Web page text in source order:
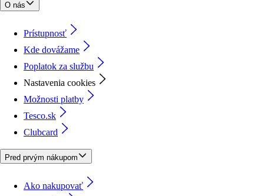
O nás
Prístupnosť
Kde dovážame
Poplatok za službu
Nastavenia cookies
Možnosti platby
Tesco.sk
Clubcard
Pred prvým nákupom
Ako nakupovať